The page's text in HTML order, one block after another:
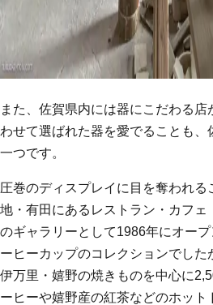
また、佐賀県内には器にこだわる
わせて選ばれた器を愛でることも
一つです。
圧巻のディスプレイに目を奪われ
地・有田にあるレストラン・カフェ
のギャラリーとして1986年にオー
ーヒーカップのコレクションでした
伊万里・嬉野の焼きものを中心に
ーヒーや嬉野産の紅茶などのホット